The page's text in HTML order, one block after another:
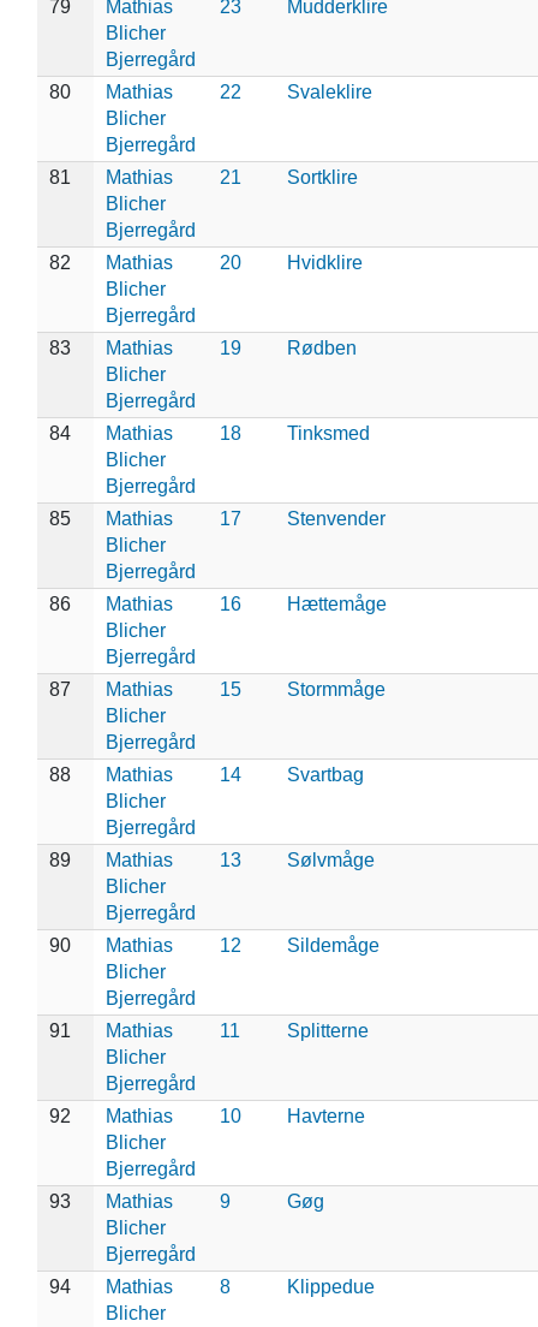
79
Mathias
Blicher
Bjerregård
23 Mudderklire
80
Mathias
Blicher
Bjerregård
22 Svaleklire
81
Mathias
Blicher
Bjerregård
21 Sortklire
82
Mathias
Blicher
Bjerregård
20 Hvidklire
83
Mathias
Blicher
Bjerregård
19 Rødben
84
Mathias
Blicher
Bjerregård
18 Tinksmed
85
Mathias
Blicher
Bjerregård
17 Stenvender
86
Mathias
Blicher
Bjerregård
16 Hættemåge
87
Mathias
Blicher
Bjerregård
15 Stormmåge
88
Mathias
Blicher
Bjerregård
14 Svartbag
89
Mathias
Blicher
Bjerregård
13 Sølvmåge
90
Mathias
Blicher
Bjerregård
12 Sildemåge
91
Mathias
Blicher
Bjerregård
11 Splitterne
92
Mathias
Blicher
Bjerregård
10 Havterne
93
Mathias
Blicher
Bjerregård
9 Gøg
94
Mathias
Blicher
8 Klippedue